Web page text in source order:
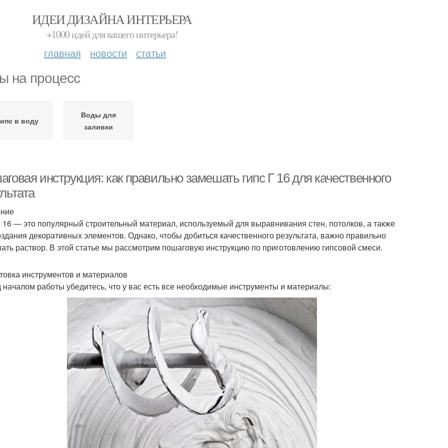
ИДЕИ ДИЗАЙНА ИНТЕРЬЕРА
+1000 идей для вашего интерьера!
главная новости статьи
на процесс
в воду
Воды для
заливки
инструкция: как правильно замешать гипс Г 16 для качественного
16 — это популярный строительный материал, используемый для выравнивания стен, потолков, а также
декоративных элементов. Однако, чтобы добиться качественного результата, важно правильно
раствор. В этой статье мы рассмотрим пошаговую инструкцию по приготовлению гипсовой смеси.
инструментов и материалов
работы убедитесь, что у вас есть все необходимые инструменты и материалы: